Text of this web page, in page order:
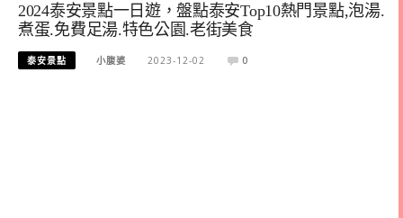
2024泰安景點一日遊，盤點泰安Top10熱門景點,泡湯.
煮蛋.免費足湯.特色公園.老街美食
泰安景點 小腹婆 2023-12-02 0